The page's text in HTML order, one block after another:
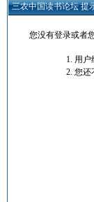
三农中国读书论坛 提
您没有登录或者
用户
您还